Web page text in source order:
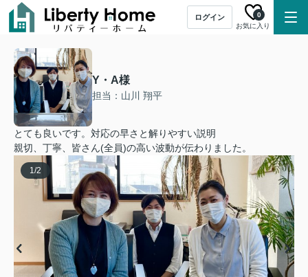
ログイン
お気に入り
0
Y・A様
担当：山川 翔平
とても良いです。対応の早さと解りやすい説明
親切、丁寧、皆さん(全員)の高い波動が伝わりました。
1/2